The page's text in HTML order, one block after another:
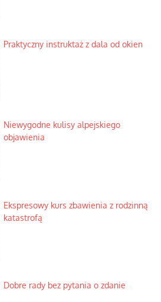
Praktyczny instruktaż z dala od okien
Niewygodne kulisy alpejskiego
objawienia
Ekspresowy kurs zbawienia z rodzinną
katastrofą
Dobre rady bez pytania o zdanie